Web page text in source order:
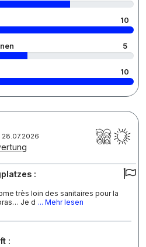
10
5
10
:
très loin des sanitaires pour la
Je d ... Mehr lesen
: